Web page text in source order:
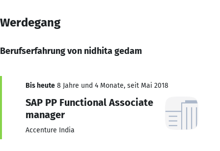
Werdegang
Berufserfahrung von nidhita gedam
Bis heute 8 Jahre und 4 Monate, seit Mai 2018
SAP PP Functional Associate
manager
Accenture India